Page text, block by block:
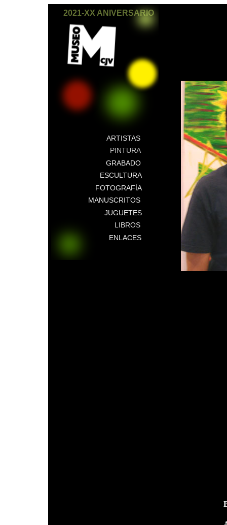
2021-XX ANIVERSARIO
ARTISTAS
PINTURA
GRABADO
ESCULTURA
FOTOGRAFÍA
MANUSCRITOS
JUGUETES
LIBROS
ENLACES